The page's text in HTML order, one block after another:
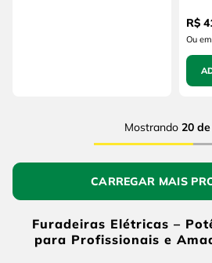
R$
Ou
Mostrando 20
Furadeiras Elétricas –
para Profissionais e